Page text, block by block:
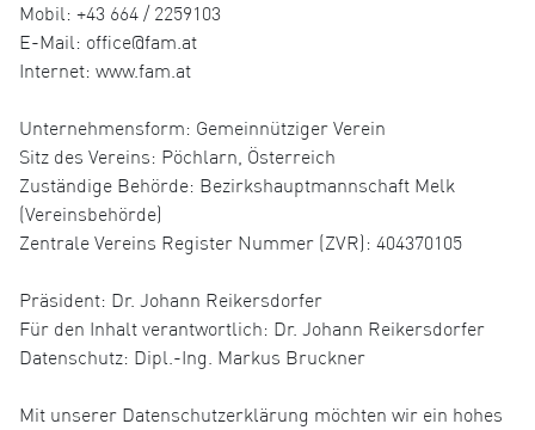
Mobil: +43 664 / 2259103
E-Mail: office@fam.at
Internet: www.fam.at
Unternehmensform: Gemeinnütziger Verein
Sitz des Vereins: Pöchlarn, Österreich
Zuständige Behörde: Bezirkshauptmannschaft Melk
(Vereinsbehörde)
Zentrale Vereins Register Nummer (ZVR): 404370105
Präsident: Dr. Johann Reikersdorfer
Für den Inhalt verantwortlich: Dr. Johann Reikersdorfer
Datenschutz: Dipl.-Ing. Markus Bruckner
Mit unserer Datenschutzerklärung möchten wir ein hohes